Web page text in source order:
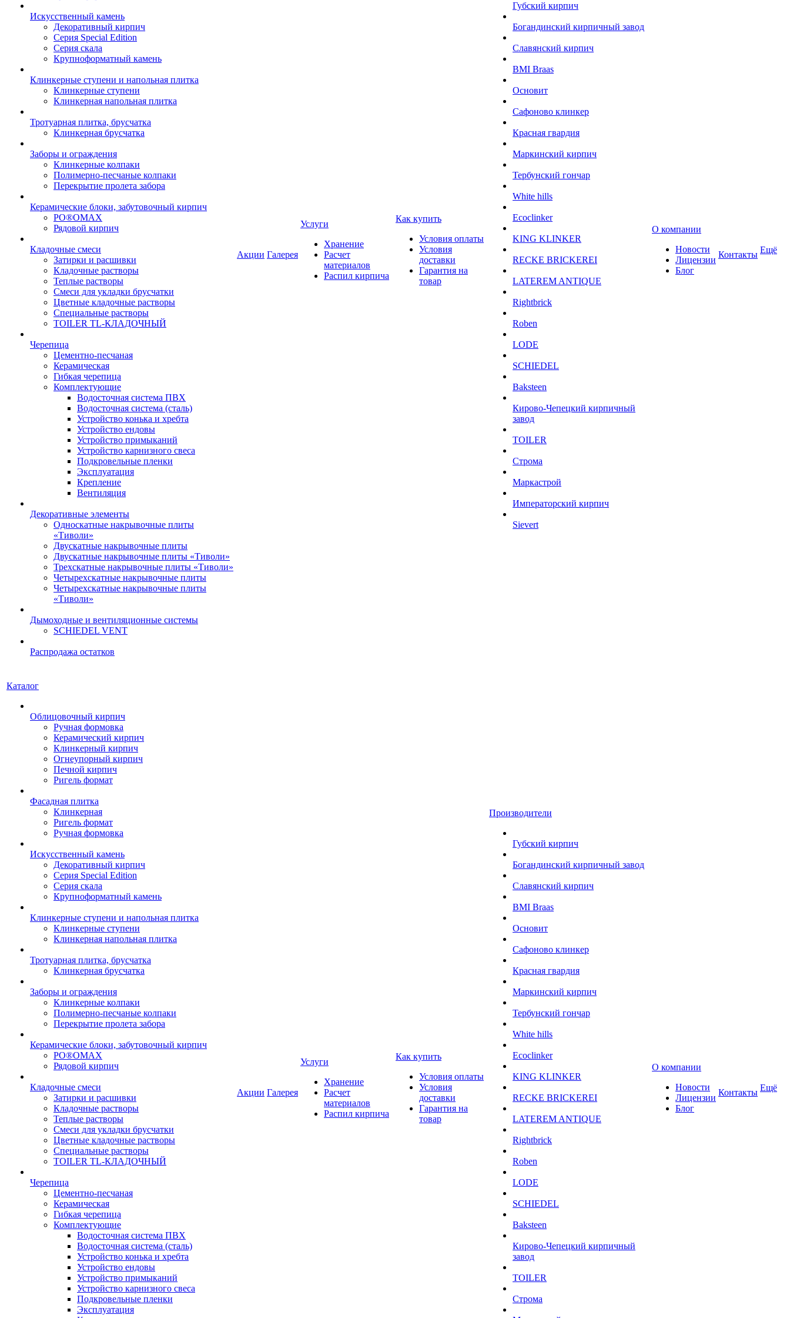
Искусственный камень
Декоративный кирпич
Серия Special Edition
Серия скала
Крупноформатный камень
Клинкерные ступени и напольная плитка
Клинкерные ступени
Клинкерная напольная плитка
Тротуарная плитка, брусчатка
Клинкерная брусчатка
Заборы и ограждения
Клинкерные колпаки
Полимерно-песчаные колпаки
Перекрытие пролета забора
Керамические блоки, забутовочный кирпич
PO®OMAX
Рядовой кирпич
Кладочные смеси
Затирки и расшивки
Кладочные растворы
Теплые растворы
Смеси для укладки брусчатки
Цветные кладочные растворы
Специальные растворы
TOILER TL-КЛАДОЧНЫЙ
Черепица
Цементно-песчаная
Керамическая
Гибкая черепица
Комплектующие
Водосточная система ПВХ
Водосточная система (сталь)
Устройство конька и хребта
Устройство ендовы
Устройство примыканий
Устройство карнизного свеса
Подкровельные пленки
Эксплуатация
Крепление
Вентиляция
Декоративные элементы
Односкатные накрывочные плиты
«Тиволи»
Двускатные накрывочные плиты
Двускатные накрывочные плиты «Тиволи»
Трехскатные накрывочные плиты «Тиволи»
Четырехскатные накрывочные плиты
Четырехскатные накрывочные плиты
«Тиволи»
Дымоходные и вентиляционные системы
SCHIEDEL VENT
Распродажа остатков
Акции Галерея
Услуги
Хранение
Расчет
материалов
Распил кирпича
Как купить
Условия оплаты
Условия
доставки
Гарантия на
товар
Губский кирпич
Богандинский кирпичный завод
Славянский кирпич
BMI Braas
Основит
Сафоново клинкер
Красная гвардия
Маркинский кирпич
Тербунский гончар
White hills
Ecoclinker
KING KLINKER
RECKE BRICKEREI
LATEREM ANTIQUE
Rightbrick
Roben
LODE
SCHIEDEL
Baksteen
Кирово-Чепецкий кирпичный
завод
TOILER
Строма
Маркастрой
Императорский кирпич
Sievert
О компании
Новости
Лицензии
Блог
Контакты Ещё
Каталог
Облицовочный кирпич
Ручная формовка
Керамический кирпич
Клинкерный кирпич
Огнеупорный кирпич
Печной кирпич
Ригель формат
Фасадная плитка
Клинкерная
Ригель формат
Ручная формовка
Искусственный камень
Декоративный кирпич
Серия Special Edition
Серия скала
Крупноформатный камень
Клинкерные ступени и напольная плитка
Клинкерные ступени
Клинкерная напольная плитка
Тротуарная плитка, брусчатка
Клинкерная брусчатка
Заборы и ограждения
Клинкерные колпаки
Полимерно-песчаные колпаки
Перекрытие пролета забора
Керамические блоки, забутовочный кирпич
PO®OMAX
Рядовой кирпич
Кладочные смеси
Затирки и расшивки
Кладочные растворы
Теплые растворы
Смеси для укладки брусчатки
Цветные кладочные растворы
Специальные растворы
TOILER TL-КЛАДОЧНЫЙ
Черепица
Цементно-песчаная
Керамическая
Гибкая черепица
Комплектующие
Водосточная система ПВХ
Водосточная система (сталь)
Устройство конька и хребта
Устройство ендовы
Устройство примыканий
Устройство карнизного свеса
Подкровельные пленки
Эксплуатация
Акции Галерея
Услуги
Хранение
Расчет
материалов
Распил кирпича
Как купить
Условия оплаты
Условия
доставки
Гарантия на
товар
Производители
Губский кирпич
Богандинский кирпичный завод
Славянский кирпич
BMI Braas
Основит
Сафоново клинкер
Красная гвардия
Маркинский кирпич
Тербунский гончар
White hills
Ecoclinker
KING KLINKER
RECKE BRICKEREI
LATEREM ANTIQUE
Rightbrick
Roben
LODE
SCHIEDEL
Baksteen
Кирово-Чепецкий кирпичный
завод
TOILER
Строма
О компании
Новости
Лицензии
Блог
Контакты Ещё